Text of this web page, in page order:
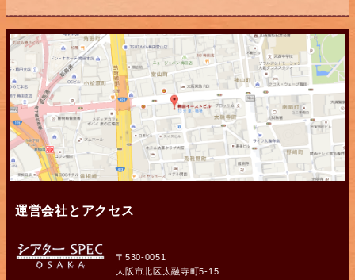
運営会社とアクセス
〒530-0051
大阪市北区太融寺町5-15